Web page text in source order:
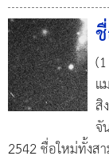
แ
สิ
จั
2542 ชื่อใหม่ทั้งส